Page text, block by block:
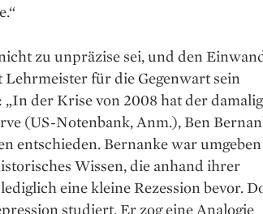
zu unpräzise sei, und den
Lehrmeister für die Gegenwart sein
der Krise von 2008 hat der
(US-Notenbank, Anm.), Ben
entschieden. Bernanke war
Wissen, die anhand ihrer
eine kleine Rezession bevor.
studiert. Er zog eine Analogie